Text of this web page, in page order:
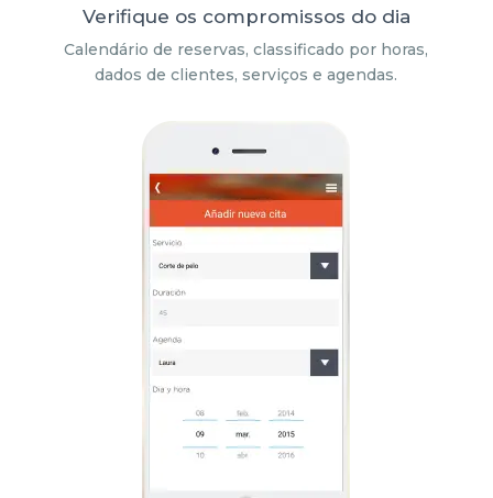
Verifique os compromissos do dia
Calendário de reservas, classificado por horas,
dados de clientes, serviços e agendas.